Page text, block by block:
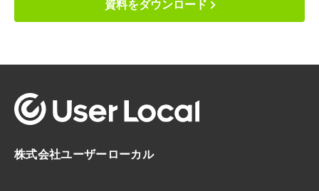
資料をダウンロード
株式会社ユーザーローカル